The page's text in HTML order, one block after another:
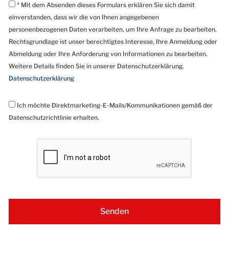
* Mit dem Absenden dieses Formulars erklären Sie sich damit
einverstanden, dass wir die von Ihnen angegebenen
personenbezogenen Daten verarbeiten, um Ihre Anfrage zu bearbeiten.
Rechtsgrundlage ist unser berechtigtes Interesse, Ihre Anmeldung oder
Abmeldung oder Ihre Anforderung von Informationen zu bearbeiten.
Weitere Details finden Sie in unserer Datenschutzerklärung.
Datenschutzerklärung
Ich möchte Direktmarketing-E-Mails/Kommunikationen gemäß der
Datenschutzrichtlinie erhalten.